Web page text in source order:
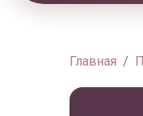
Главная